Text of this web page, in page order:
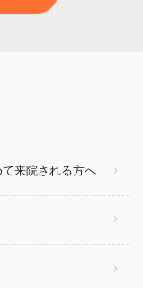
来院される方へ